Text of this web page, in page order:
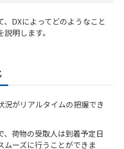
DXによってどのようなこと
明します。
がリアルタイムの把握でき
、荷物の受取人は到着予定日
ムーズに行うことができま